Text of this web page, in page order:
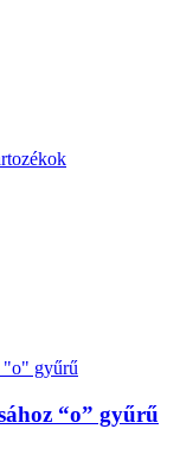
“o” gyűrű